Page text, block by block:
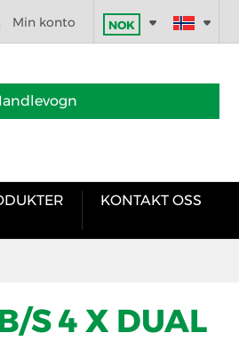
NOK
Min konto
KONTAKT OSS
S 4 X DUAL